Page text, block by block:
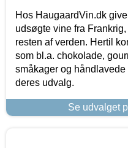
Hos HaugaardVin.dk
udsøgte vine fra
resten af verden. Hertil
som bl.a. chokolade,
småkager og
deres udvalg.
Se udvalget